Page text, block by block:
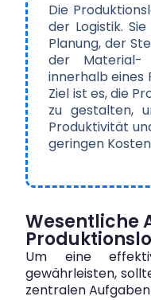
Die
der Logistik.
Planung, der
der Material-
innerhalb eines
Ziel ist es, die
zu gestalten,
Produktivität
geringen
Wesentliche
Um eine
gewährleisten,
zentralen